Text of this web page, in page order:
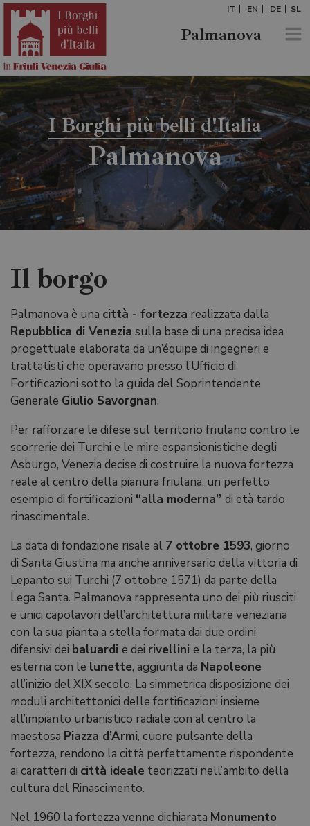
IT EN DE SL
Palmanova
I Borghi più belli d'Italia
Palmanova
Il borgo
Palmanova è una città - fortezza realizzata dalla
Repubblica di Venezia sulla base di una precisa idea
progettuale elaborata da un’équipe di ingegneri e
trattatisti che operavano presso l’Ufficio di
Fortificazioni sotto la guida del Soprintendente
Generale Giulio Savorgnan.
Per rafforzare le difese sul territorio friulano contro le
scorrerie dei Turchi e le mire espansionistiche degli
Asburgo, Venezia decise di costruire la nuova fortezza
reale al centro della pianura friulana, un perfetto
esempio di fortificazioni “alla moderna” di età tardo
rinascimentale.
La data di fondazione risale al 7 ottobre 1593, giorno
di Santa Giustina ma anche anniversario della vittoria di
Lepanto sui Turchi (7 ottobre 1571) da parte della
Lega Santa. Palmanova rappresenta uno dei più riusciti
e unici capolavori dell’architettura militare veneziana
con la sua pianta a stella formata dai due ordini
difensivi dei baluardi e dei rivellini e la terza, la più
esterna con le lunette, aggiunta da Napoleone
all’inizio del XIX secolo. La simmetrica disposizione dei
moduli architettonici delle fortificazioni insieme
all’impianto urbanistico radiale con al centro la
maestosa Piazza d’Armi, cuore pulsante della
fortezza, rendono la città perfettamente rispondente
ai caratteri di città ideale teorizzati nell’ambito della
cultura del Rinascimento.
Nel 1960 la fortezza venne dichiarata Monumento